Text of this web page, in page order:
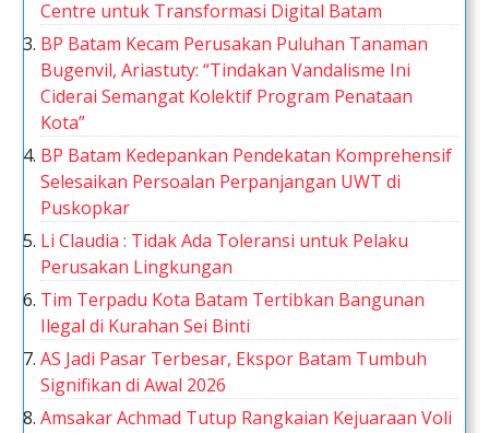
Centre untuk Transformasi Digital Batam
BP Batam Kecam Perusakan Puluhan Tanaman
Bugenvil, Ariastuty: “Tindakan Vandalisme Ini
Ciderai Semangat Kolektif Program Penataan
Kota”
BP Batam Kedepankan Pendekatan Komprehensif
Selesaikan Persoalan Perpanjangan UWT di
Puskopkar
Li Claudia : Tidak Ada Toleransi untuk Pelaku
Perusakan Lingkungan
Tim Terpadu Kota Batam Tertibkan Bangunan
Ilegal di Kurahan Sei Binti
AS Jadi Pasar Terbesar, Ekspor Batam Tumbuh
Signifikan di Awal 2026
Amsakar Achmad Tutup Rangkaian Kejuaraan Voli